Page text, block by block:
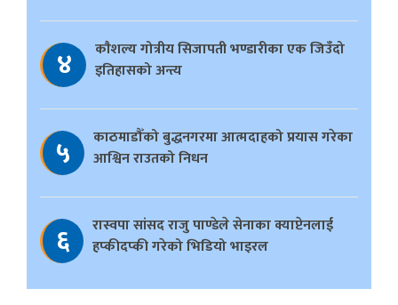
४
काैशल्य गोत्रीय सिजापती भण्डारीका एक जिउँदो
इतिहासको अन्त्य
५
काठमाडौँको बुद्धनगरमा आत्मदाहको प्रयास गरेका
आश्विन राउतको निधन
६
रास्वपा सांसद राजु पाण्डेले सेनाका क्याप्टेनलाई
हप्कीदप्की गरेको भिडियो भाइरल